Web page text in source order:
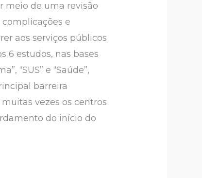
meio de uma revisão
e
aos serviços públicos
6 estudos, nas bases
“SUS” e “Saúde”,
barreira
vezes os centros
do início do